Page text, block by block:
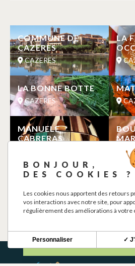
COMMUNE DE
CAZERES
CAZERES
LA
LA BONNE BOTTE
CAZERES
MANUELE
CABRERAS
WC PUBLICS ET
POTABLE
CAZERES
LE
BONJOUR,
DES COOKIES ?
Les cookies nous apportent des retours
vos interactions avec notre site, pour
régulièrement des améliorations à votre
✓
Personnaliser